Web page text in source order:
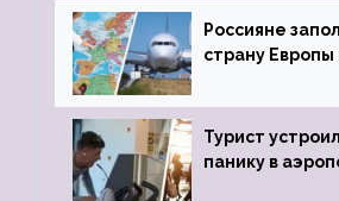
Россияне
страну
виз
Турист
панику в